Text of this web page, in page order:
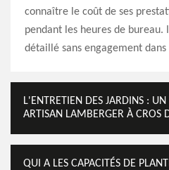
connaître le coût de ses
pendant les heures de bureau.
détaillé sans engagement
L'ENTRETIEN DES JARDINS :
ARTISAN LAMBERGER À CROS
QUI A LES CAPACITÉS DE